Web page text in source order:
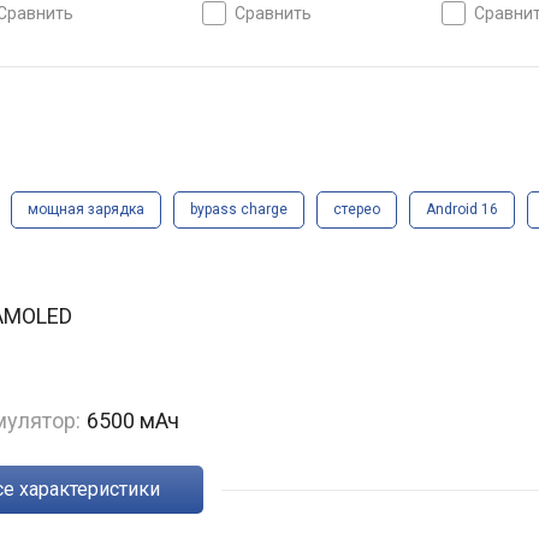
50 МП, съемка 4K,
съемка, Wi-Fi 5,
IP68/IP69K, нет
сравнить
модуля, 50 МП, съемка 4K,
замедленная съемка, Wi-Fi 5,
Res, защита IP68/IP69K, нет
сравнить
50 МП, + 8
Wi-Fi 5, без
IP68/IP69K,
мощная зарядка bypass charge стерео Android 16
6500 мАч
характеристики